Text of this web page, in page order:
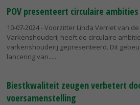
POV presenteert circulaire
10-07-2024- Voorzitter Linda Verriet van
Varkenshouderij heeft de circulaire
varkenshouderij gepresenteerd. Dit
lancering van...
Biestkwaliteit zeugen verbetert
voersamenstelling